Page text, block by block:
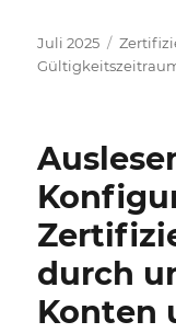
Veröffentlicht
am
Juli 2025
durch
Konten